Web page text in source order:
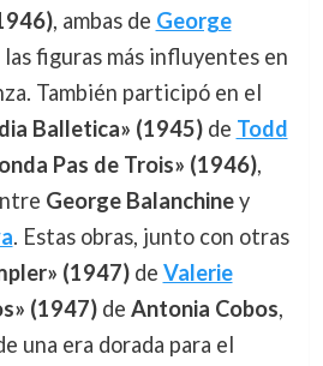
, ambas de George
las figuras más influyentes en
También participó en el
Balletica» (1945)de Todd
Pas de Trois» (1946),
George Balanchiney
. Estas obras, junto con otras
(1947)de Valerie
(1947)de Antonia Cobos,
una era dorada para el